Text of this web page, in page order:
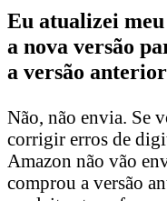
Eu atualizei
a nova versão
a versão
Não, não envia. Se
corrigir erros de
Amazon não vão
comprou a versão